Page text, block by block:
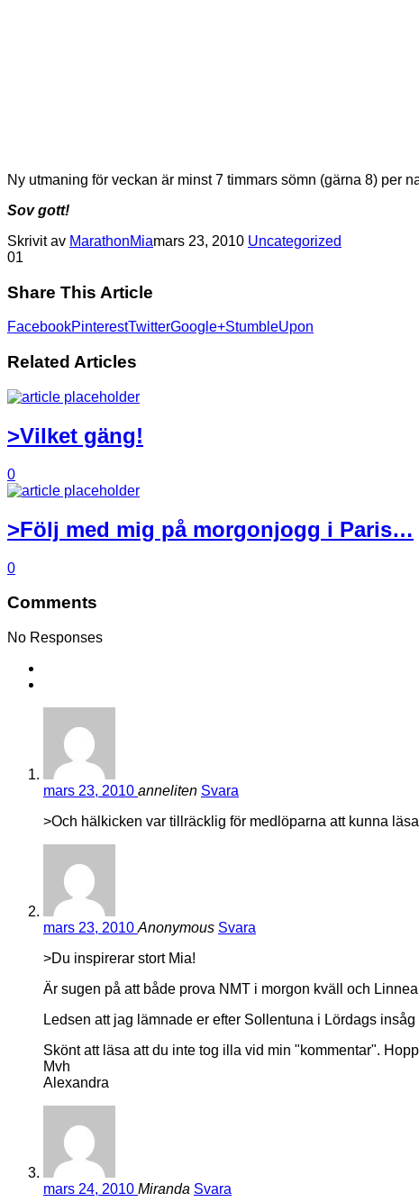
Ny utmaning för veckan är minst 7 timmars sömn (gärna 8) per
Sov gott!
Skrivit av MarathonMiamars 23, 2010 Uncategorized
01
Share This Article
FacebookPinterestTwitterGoogle+StumbleUpon
Related Articles
>Vilket gäng!
0
>Följ med mig på morgonjogg i Paris…
0
Comments
No Responses
mars 23, 2010 anneliten Svara
>Och hälkicken var tillräcklig för medlöparna att kunna
mars 23, 2010 Anonymous Svara
>Du inspirerar stort Mia!
Är sugen på att både prova NMT i morgon kväll och
Ledsen att jag lämnade er efter Sollentuna i Lördags
Skönt att läsa att du inte tog illa vid min "kommentar".
Mvh
Alexandra
mars 24, 2010 Miranda Svara